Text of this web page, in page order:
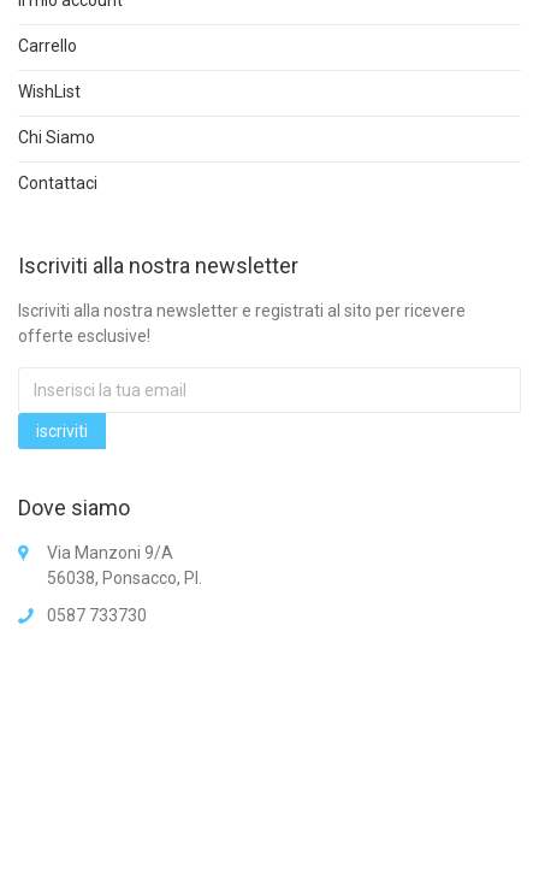
Carrello
WishList
Chi Siamo
Contattaci
Iscriviti alla nostra newsletter
Iscriviti alla nostra newsletter e registrati al sito per ricevere
offerte esclusive!
Dove siamo
Via Manzoni 9/A
56038, Ponsacco, PI.
0587 733730